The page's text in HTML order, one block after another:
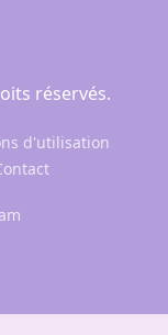
réservés.
d'utilisation